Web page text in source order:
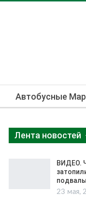
Автобусные
Лента новостей
ВИДЕО.
23 мая,